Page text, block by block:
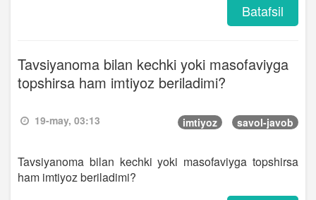
Batafsil
Tavsiyanoma bilan kechki yoki masofaviyga
topshirsa ham imtiyoz beriladimi?
19-may, 03:13 imtiyoz savol-javob
Tavsiyanoma bilan kechki yoki masofaviyga topshirsa
ham imtiyoz beriladimi?